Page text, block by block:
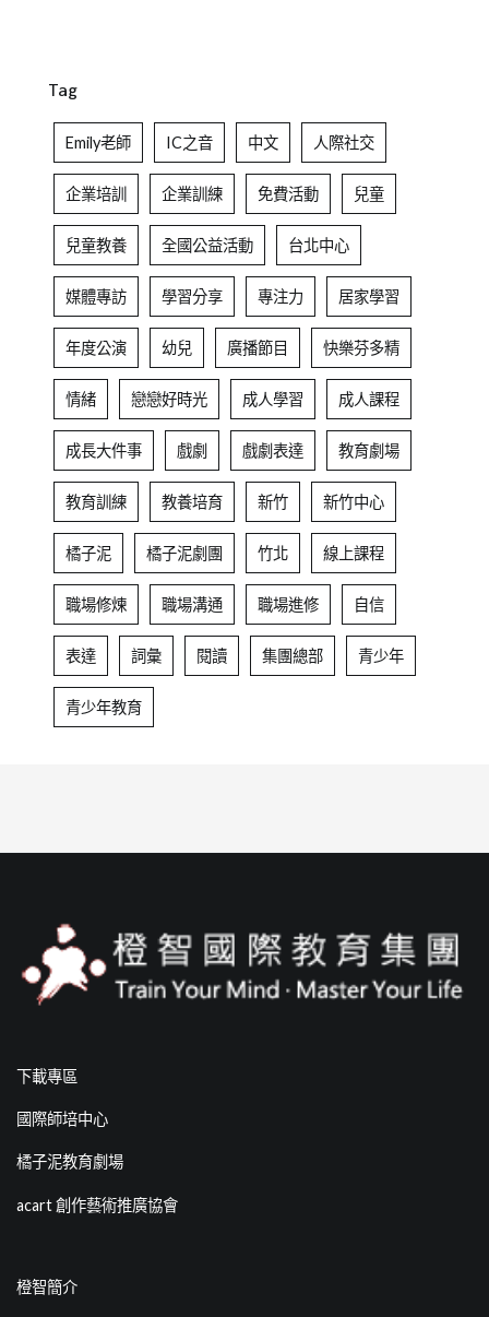
Tag
Emily老師 IC之音 中文 人際社交
企業培訓 企業訓練 免費活動 兒童
兒童教養 全國公益活動 台北中心
媒體專訪 學習分享 專注力 居家學習
年度公演 幼兒 廣播節目 快樂芬多精
情緒 戀戀好時光 成人學習 成人課程
成長大件事 戲劇 戲劇表達 教育劇場
教育訓練 教養培育 新竹 新竹中心
橘子泥 橘子泥劇團 竹北 線上課程
職場修煉 職場溝通 職場進修 自信
表達 詞彙 閱讀 集團總部 青少年
青少年教育
下載專區
國際師培中心
橘子泥教育劇場
acart 創作藝術推廣協會
橙智簡介